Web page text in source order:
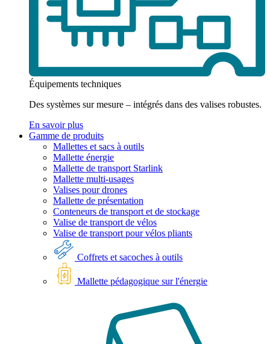
Équipements techniques
Des systèmes sur mesure – intégrés dans des valises robustes.
En savoir plus
Gamme de produits
Mallettes et sacs à outils
Mallette énergie
Mallette de transport Starlink
Mallette multi-usages
Valises pour drones
Mallette de présentation
Conteneurs de transport et de stockage
Valise de transport de vélos
Valise de transport pour vélos pliants
Coffrets et sacoches à outils
Mallette pédagogique sur l'énergie